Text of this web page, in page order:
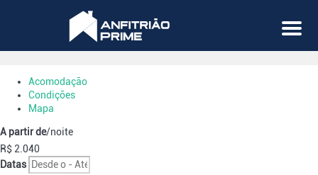
Menu
Acomodação
Condições
Mapa
A partir de/noite
R$ 2.040
Datas